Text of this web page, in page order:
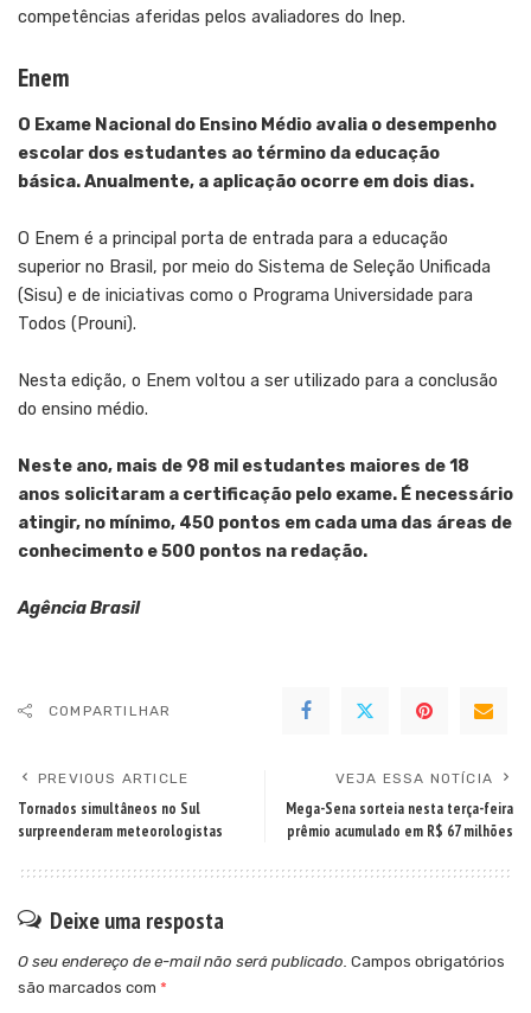
competências aferidas pelos avaliadores do Inep.
Enem
O Exame Nacional do Ensino Médio avalia o desempenho
escolar dos estudantes ao término da educação
básica. Anualmente, a aplicação ocorre em dois dias.
O Enem é a principal porta de entrada para a educação
superior no Brasil, por meio do Sistema de Seleção Unificada
(Sisu) e de iniciativas como o Programa Universidade para
Todos (Prouni).
Nesta edição, o Enem voltou a ser utilizado para a conclusão
do ensino médio.
Neste ano, mais de 98 mil estudantes maiores de 18
anos solicitaram a certificação pelo exame. É necessário
atingir, no mínimo, 450 pontos em cada uma das áreas de
conhecimento e 500 pontos na redação.
Agência Brasil
COMPARTILHAR
PREVIOUS ARTICLE
Tornados simultâneos no Sul
surpreenderam meteorologistas
VEJA ESSA NOTÍCIA
Mega-Sena sorteia nesta terça-feira
prêmio acumulado em R$ 67 milhões
Deixe uma resposta
O seu endereço de e-mail não será publicado. Campos obrigatórios
são marcados com *